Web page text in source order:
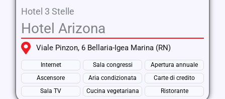
Hotel 3 Stelle
Hotel Arizona
Viale Pinzon, 6 Bellaria-Igea Marina (RN)
Internet Sala congressi
Apertura annuale
Ascensore
Aria condizionata
Carte di credito
Sala TV
Cucina vegetariana Ristorante